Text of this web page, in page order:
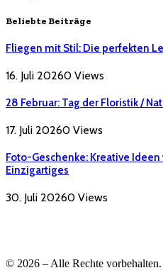
Beliebte Beiträge
Fliegen mit Stil: Die perfekten
16. Juli 20260 Views
28 Februar: Tag der Floristik /
17. Juli 20260 Views
Foto-Geschenke: Kreative
Einzigartiges
30. Juli 20260 Views
© 2026 – Alle Rechte vorbehalten.